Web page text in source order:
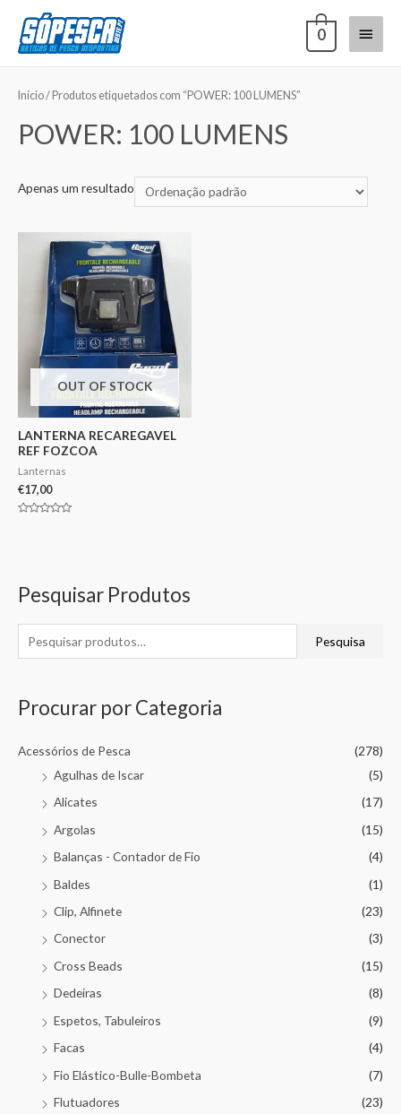
0
Pesquisar Produtos
Pesquisa
Procurar por Categoria
Acessórios de Pesca
(278)
Agulhas de Iscar
(5)
Alicates
(17)
Argolas
(15)
Balanças - Contador de Fio
(4)
Baldes
(1)
Clip, Alfinete
(23)
Conector
(3)
Cross Beads
(15)
Dedeiras
(8)
Espetos, Tabuleiros
(9)
Facas
(4)
Fio Elástico-Bulle-Bombeta
(7)
Flutuadores
(23)
Início/ Produtos etiquetados com “POWER: 100 LUMENS”
POWER: 100 LUMENS
Apenas um resultado
OUT OF STOCK
LANTERNA RECAREGAVEL
REF FOZCOA
Lanternas
€17,00